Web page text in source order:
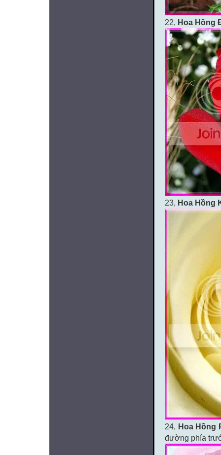
22, Hoa Hồng
23, Hoa Hồng
24, Hoa Hồng
đường phía